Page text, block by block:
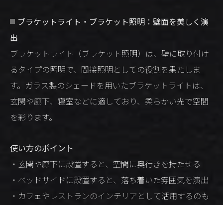
ブラケットライト・ブラケット照明：壁面を美しく演
出
ブラケットライト（ブラケット照明）は、壁に取り付け
るタイプの照明で、間接照明としての役割を果たしま
す。ガラス製のシェードを用いたブラケットライトは、
玄関や廊下、寝室などに適しており、柔らかい光で空間
を彩ります。
使い方のポイント
・玄関や廊下に設置すると、空間に奥行きを持たせる
・ベッドサイドに設置すると、落ち着いた雰囲気を演出
・カフェやレストランのインテリアとして活用するのも